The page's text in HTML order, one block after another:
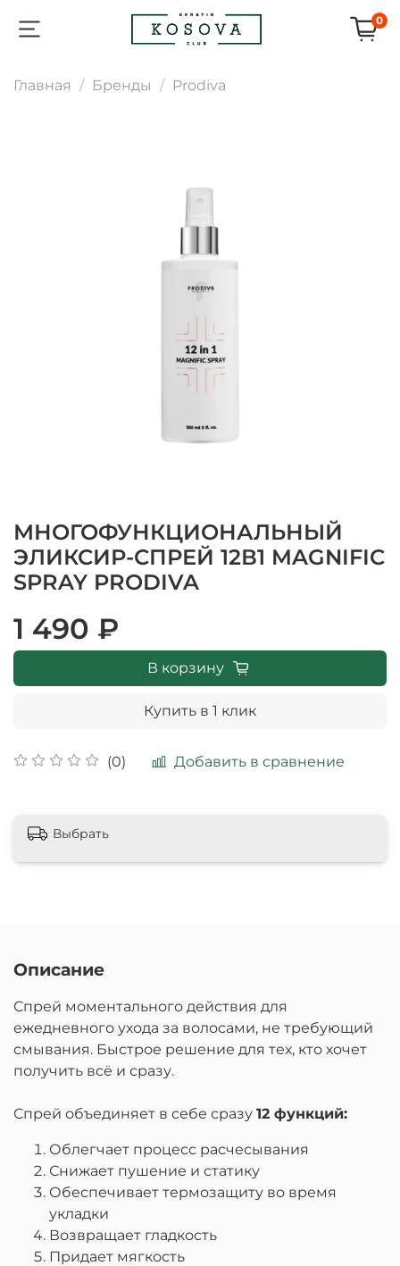
0
Главная Бренды Prodiva
МНОГОФУНКЦИОНАЛЬНЫЙ
ЭЛИКСИР-СПРЕЙ 12В1 MAGNIFIC
SPRAY PRODIVA
(0) Добавить в сравнение
1 490 ₽
В корзину
Купить в 1 клик
Выбрать
Описание
Спрей моментального действия для
ежедневного ухода за волосами, не требующий
смывания. Быстрое решение для тех, кто хочет
получить всё и сразу.
Спрей объединяет в себе сразу 12 функций:
Облегчает процесс расчесывания
Снижает пушение и статику
Обеспечивает термозащиту во время
укладки
Возвращает гладкость
Придает мягкость